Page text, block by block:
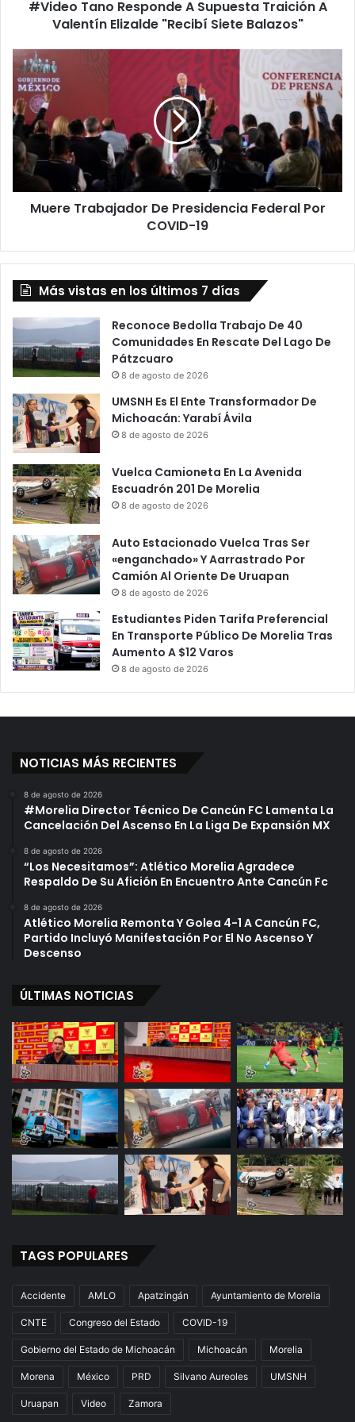
s
o
n
d
e
A
s
T
r
i
c
ó
n
A
V
a
l
e
n
t
í
n
E
i
z
a
l
s
"
#Video Tano Responde A Supuesta Traición A
Valentín Elizalde "Recibí Siete Balazos"
M
e
r
e
T
b
P
r
e
i
d
e
n
c
i
a
F
e
d
e
r
l
P
o
r
C
Muere Trabajador De Presidencia Federal Por
COVID-19
Más vistas en los últimos 7 días
Reconoce Bedolla Trabajo De 40
Comunidades En Rescate Del Lago De
Pátzcuaro
8 de agosto de 2026
UMSNH Es El Ente Transformador De
Michoacán: Yarabí Ávila
8 de agosto de 2026
Vuelca Camioneta En La Avenida
Escuadrón 201 De Morelia
8 de agosto de 2026
Auto Estacionado Vuelca Tras Ser
«enganchado» Y Aarrastrado Por
Camión Al Oriente De Uruapan
8 de agosto de 2026
Estudiantes Piden Tarifa Preferencial
En Transporte Público De Morelia Tras
Aumento A $12 Varos
8 de agosto de 2026
NOTICIAS MÁS RECIENTES
8 de agosto de 2026
#Morelia Director Técnico De Cancún FC Lamenta La
Cancelación Del Ascenso En La Liga De Expansión MX
8 de agosto de 2026
“Los Necesitamos”: Atlético Morelia Agradece
Respaldo De Su Afición En Encuentro Ante Cancún Fc
8 de agosto de 2026
Atlético Morelia Remonta Y Golea 4-1 A Cancún FC,
Partido Incluyó Manifestación Por El No Ascenso Y
Descenso
ÚLTIMAS NOTICIAS
TAGS POPULARES
Accidente AMLO Apatzingán Ayuntamiento de Morelia
CNTE Congreso del Estado COVID-19
Gobierno del Estado de Michoacán Michoacán Morelia
Morena México PRD Silvano Aureoles UMSNH
Uruapan Video Zamora